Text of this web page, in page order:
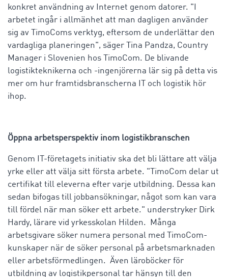
konkret användning av Internet genom datorer. "I
arbetet ingår i allmänhet att man dagligen använder
sig av TimoComs verktyg, eftersom de underlättar den
vardagliga planeringen", säger Tina Pandza, Country
Manager i Slovenien hos TimoCom. De blivande
logistikteknikerna och -ingenjörerna lär sig på detta vis
mer om hur framtidsbranscherna IT och logistik hör
ihop.
Öppna arbetsperspektiv inom logistikbranschen
Genom IT-företagets initiativ ska det bli lättare att välja
yrke eller att välja sitt första arbete. "TimoCom delar ut
certifikat till eleverna efter varje utbildning. Dessa kan
sedan bifogas till jobbansökningar, något som kan vara
till fördel när man söker ett arbete." understryker Dirk
Hardy, lärare vid yrkesskolan Hilden. Många
arbetsgivare söker numera personal med TimoCom-
kunskaper när de söker personal på arbetsmarknaden
eller arbetsförmedlingen. Även läroböcker för
utbildning av logistikpersonal tar hänsyn till den